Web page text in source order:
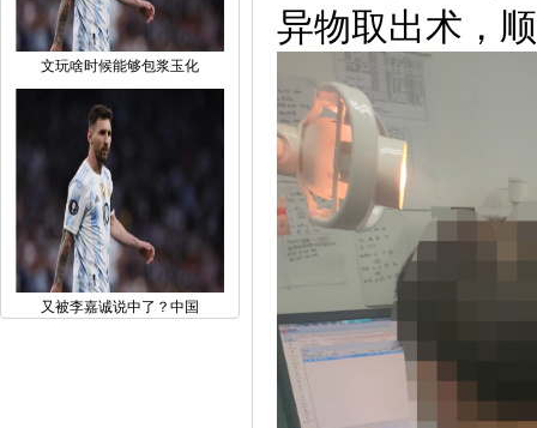
文玩啥时候能够包浆玉化
又被李嘉诚说中了？中国
异物取出术，